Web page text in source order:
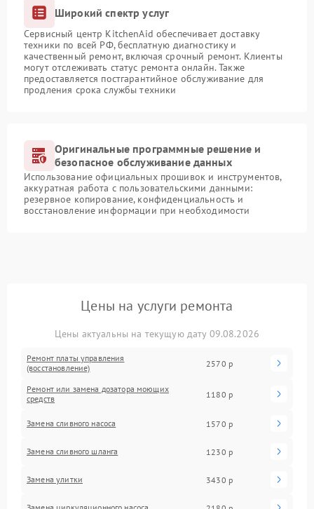
Широкий спектр услуг
Сервисный центр KitchenAid обеспечивает доставку
техники по всей РФ, бесплатную диагностику и
качественный ремонт, включая срочный ремонт. Клиенты
могут отслеживать статус ремонта онлайн. Также
предоставляется постгарантийное обслуживание для
продления срока службы техники
Оригинальные программные решение и
безопасное обслуживание данных
Использование официальных прошивок и инструментов,
аккуратная работа с пользовательскими данными:
резервное копирование, конфиденциальность и
восстановление информации при необходимости
Цены на услуги ремонта
Цены актуальны на текущую дату 09.08.2026
Ремонт платы управления
(восстановление)
2570 р
Ремонт или замена дозатора моющих
средств
1180 р
Замена сливного насоса 1570 р
Замена сливного шланга 1230 р
Замена улитки 3430 р